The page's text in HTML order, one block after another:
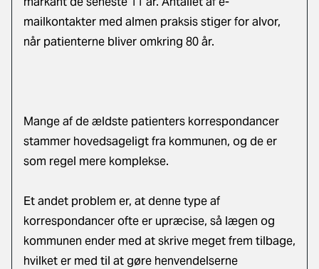
mailkontakter med almen praksis stiger for alvor,
når patienterne bliver omkring 80 år.
Mange af de ældste patienters korrespondancer
stammer hovedsageligt fra kommunen, og de er
som regel mere komplekse.
Et andet problem er, at denne type af
korrespondancer ofte er upræcise, så lægen og
kommunen ender med at skrive meget frem tilbage,
hvilket er med til at gøre henvendelserne